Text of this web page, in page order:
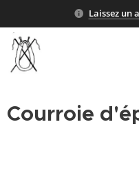
Laissez un
Courroie